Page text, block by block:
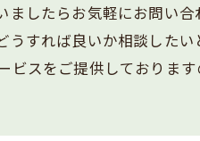
したらお気軽にお問い
すれば良いか相談した
スをご提供しております